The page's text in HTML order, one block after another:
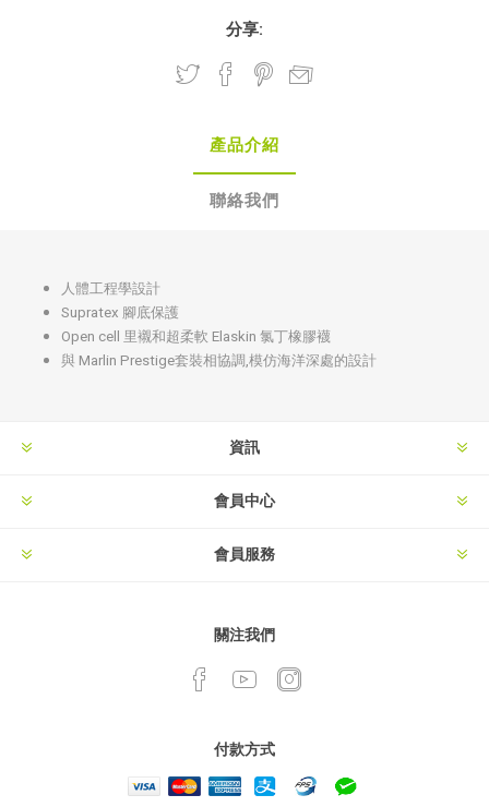
分享:
產品介紹
聯絡我們
人體工程學設計
Supratex 腳底保護
Open cell 里襯和超柔軟 Elaskin 氯丁橡膠襪
與 Marlin Prestige套裝相協調,模仿海洋深處的設計
資訊
會員中心
會員服務
關注我們
付款方式